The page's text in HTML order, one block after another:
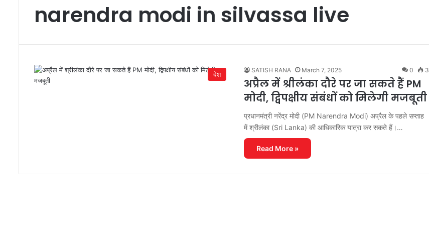
narendra modi in silvassa live
देश
SATISH RANA March 7, 2025 0 3
अप्रैल में श्रीलंका दौरे पर जा सकते हैं PM
मोदी, द्विपक्षीय संबंधों को मिलेगी मजबूती
प्रधानमंत्री नरेंद्र मोदी (PM Narendra Modi) अप्रैल के पहले सप्ताह
में श्रीलंका (Sri Lanka) की आधिकारिक यात्रा कर सकते हैं।…
Read More »